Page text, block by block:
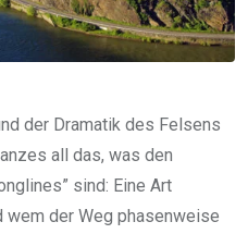
der Dramatik des Felsens
all das, was den
sind: Eine Art
wem der Weg phasenweise